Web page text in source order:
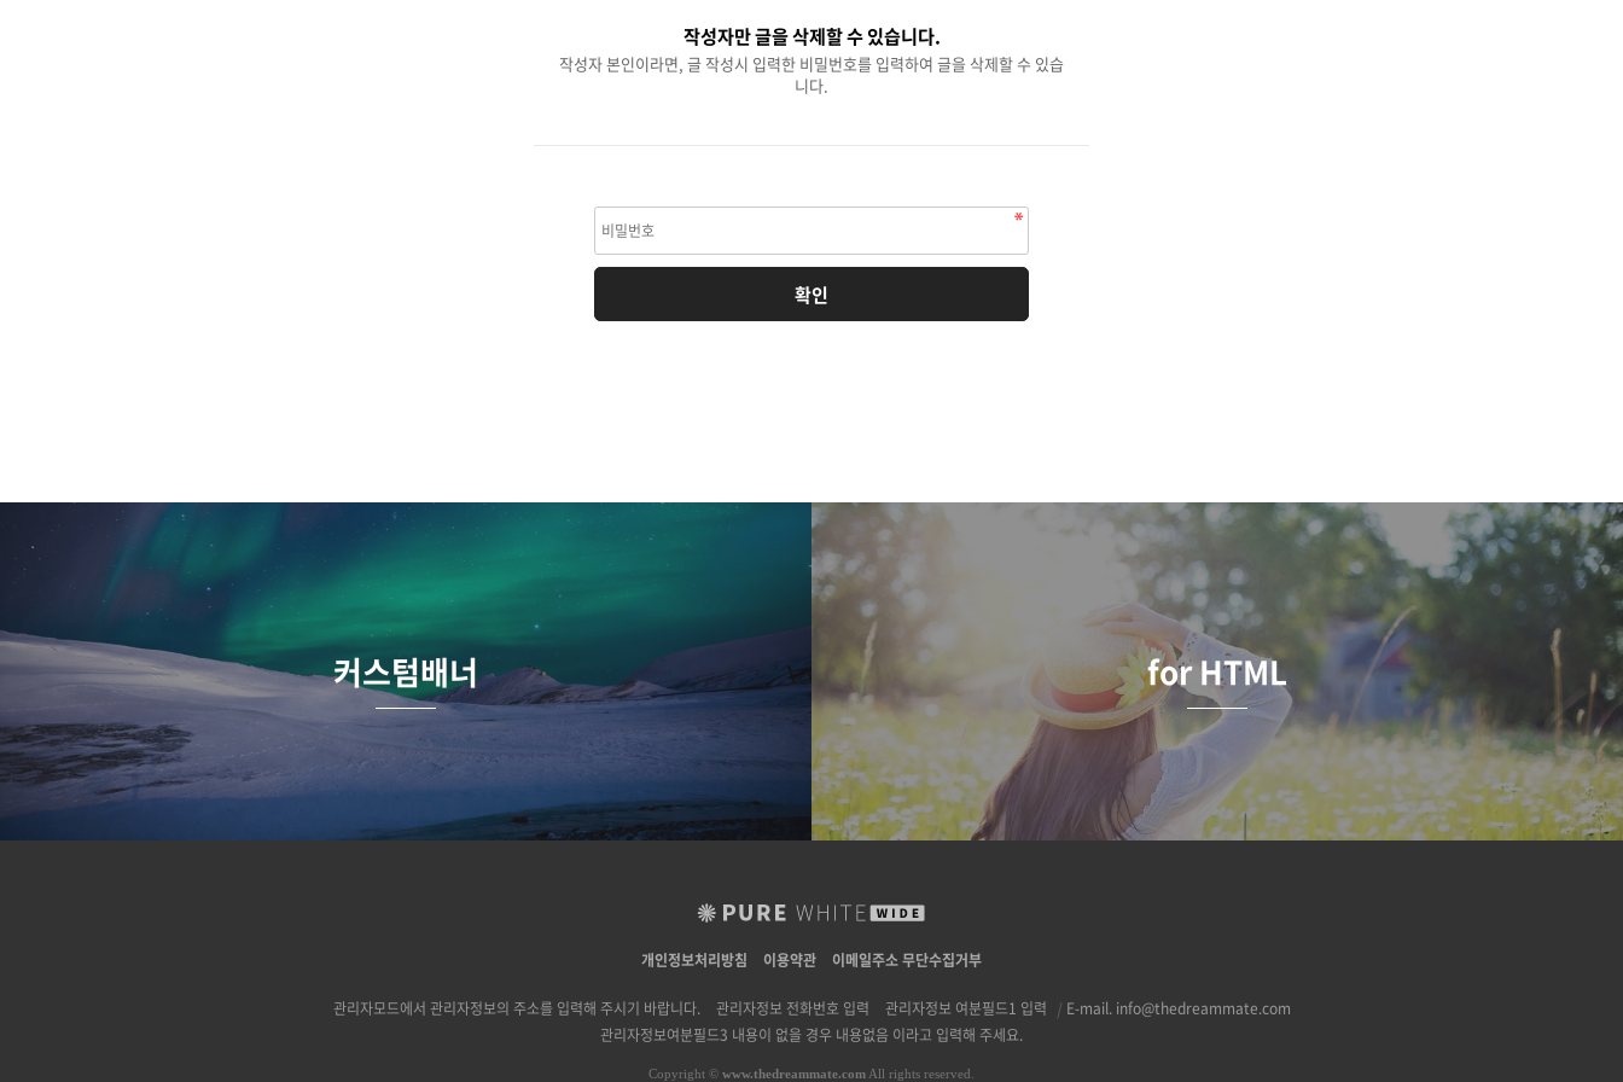
작성자만 글을 삭제할 수 있습니다.
작성자 본인이라면, 글 작성시 입력한 비밀번호를 입력하여 글을 삭제할 수 있습
니다.
커스텀배너 for HTML
개인정보처리방침 이용약관 이메일주소 무단수집거부
관리자모드에서 관리자정보의 주소를 입력해 주시기 바랍니다. 관리자정보 전화번호 입력 관리자정보 여분필드1 입력 | E-mail. info@thedreammate.com
관리자정보여분필드3 내용이 없을 경우 내용없음 이라고 입력해 주세요.
Copyright © www.thedreammate.com All rights reserved.